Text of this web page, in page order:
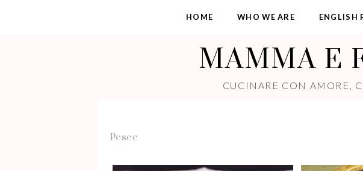
HOME WHO WE ARE ENGLISH
MAMMA E
CUCINARE CON AMORE,
Pesce